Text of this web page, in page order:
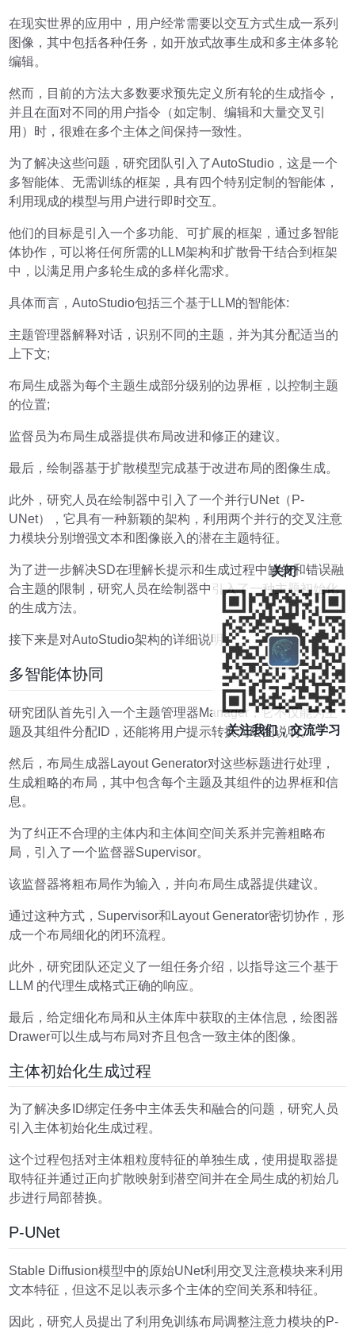
在现实世界的应用中，用户经常需要以交互方式生成一系列
图像，其中包括各种任务，如开放式故事生成和多主体多轮
编辑。
然而，目前的方法大多数要求预先定义所有轮的生成指令，
并且在面对不同的用户指令（如定制、编辑和大量交叉引
用）时，很难在多个主体之间保持一致性。
为了解决这些问题，研究团队引入了AutoStudio，这是一个
多智能体、无需训练的框架，具有四个特别定制的智能体，
利用现成的模型与用户进行即时交互。
他们的目标是引入一个多功能、可扩展的框架，通过多智能
体协作，可以将任何所需的LLM架构和扩散骨干结合到框架
中，以满足用户多轮生成的多样化需求。
具体而言，AutoStudio包括三个基于LLM的智能体:
主题管理器解释对话，识别不同的主题，并为其分配适当的
上下文;
布局生成器为每个主题生成部分级别的边界框，以控制主题
的位置;
监督员为布局生成器提供布局改进和修正的建议。
最后，绘制器基于扩散模型完成基于改进布局的图像生成。
此外，研究人员在绘制器中引入了一个并行UNet（P-
UNet），它具有一种新颖的架构，利用两个并行的交叉注意
力模块分别增强文本和图像嵌入的潜在主题特征。
为了进一步解决SD在理解长提示和生成过程中缺失和错误融
合主题的限制，研究人员在绘制器中引入了一种主题初始化
的生成方法。
接下来是对AutoStudio架构的详细说明。
多智能体协同
研究团队首先引入一个主题管理器Manager，它不仅能为主
题及其组件分配ID，还能将用户提示转换为绘图说明。
然后，布局生成器Layout Generator对这些标题进行处理，
生成粗略的布局，其中包含每个主题及其组件的边界框和信
息。
为了纠正不合理的主体内和主体间空间关系并完善粗略布
局，引入了一个监督器Supervisor。
该监督器将粗布局作为输入，并向布局生成器提供建议。
通过这种方式，Supervisor和Layout Generator密切协作，形
成一个布局细化的闭环流程。
此外，研究团队还定义了一组任务介绍，以指导这三个基于
LLM 的代理生成格式正确的响应。
最后，给定细化布局和从主体库中获取的主体信息，绘图器
Drawer可以生成与布局对齐且包含一致主体的图像。
主体初始化生成过程
为了解决多ID绑定任务中主体丢失和融合的问题，研究人员
引入主体初始化生成过程。
这个过程包括对主体粗粒度特征的单独生成，使用提取器提
取特征并通过正向扩散映射到潜空间并在全局生成的初始几
步进行局部替换。
P-UNet
Stable Diffusion模型中的原始UNet利用交叉注意模块来利用
文本特征，但这不足以表示多个主体的空间关系和特征。
因此，研究人员提出了利用免训练布局调整注意力模块的P-
关闭
关注我们，交流学习